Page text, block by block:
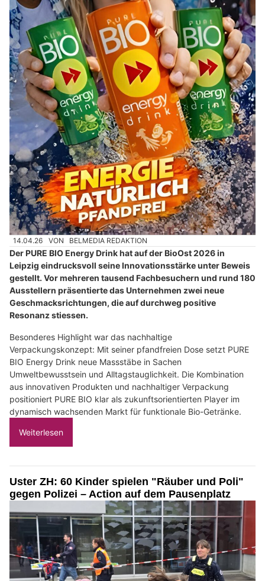
14.04.26 VON BELMEDIA REDAKTION
Der PURE BIO Energy Drink hat auf der BioOst 2026 in
Leipzig eindrucksvoll seine Innovationsstärke unter Beweis
gestellt. Vor mehreren tausend Fachbesuchern und rund 180
Ausstellern präsentierte das Unternehmen zwei neue
Geschmacksrichtungen, die auf durchweg positive
Resonanz stiessen.
Besonderes Highlight war das nachhaltige
Verpackungskonzept: Mit seiner pfandfreien Dose setzt PURE
BIO Energy Drink neue Massstäbe in Sachen
Umweltbewusstsein und Alltagstauglichkeit. Die Kombination
aus innovativen Produkten und nachhaltiger Verpackung
positioniert PURE BIO klar als zukunftsorientierten Player im
dynamisch wachsenden Markt für funktionale Bio-Getränke.
Weiterlesen
Uster ZH: 60 Kinder spielen "Räuber und Poli"
gegen Polizei – Action auf dem Pausenplatz